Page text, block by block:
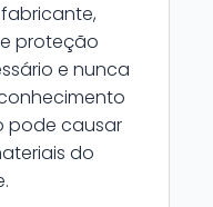
proteção
e nunca
pode causar
do